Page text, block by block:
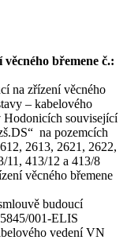
břemene č.:
na zřízení věcného
– kabelového
související
na pozemcích
2613, 2621, 2622,
11, 413/12 a 413/8
věcného břemene
budoucí
001-ELIS
vedení VN